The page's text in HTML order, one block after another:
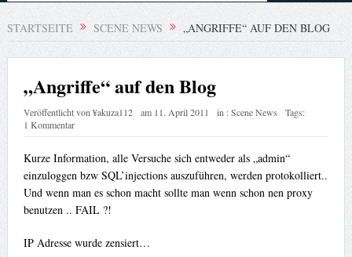
STARTSEITE SCENE NEWS „ANGRIFFE“ AUF DEN BLOG
„Angriffe“ auf den Blog
Veröffentlicht von¥akuza112 am 11. April 2011 in :Scene News
Tags:
1 Kommentar
Kurze Information, alle Versuche sich entweder als „admin“
einzuloggen bzw SQL’injections auszuführen, werden protokolliert..
Und wenn man es schon macht sollte man wenn schon nen proxy
benutzen .. FAIL ?!
IP Adresse wurde zensiert…